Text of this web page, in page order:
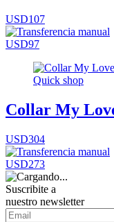
USD107
USD97
Quick shop
Collar My
USD304
USD273
Suscribite a
nuestro newsletter